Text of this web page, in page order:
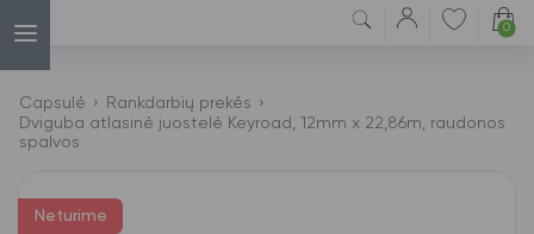
0
Capsulė › Rankdarbių prekės ›
Dviguba atlasinė juostelė Keyroad, 12mm x 22,86m, raudonos
spalvos
Neturime